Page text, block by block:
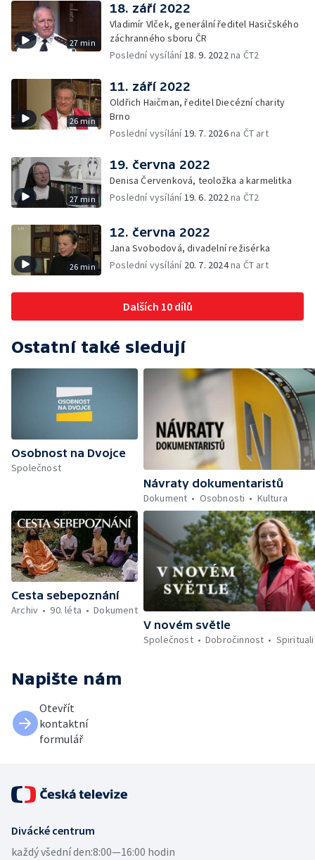
27 min
18. září 2022
Vladimír Vlček, generální ředitel Hasičského
záchranného sboru ČR
Poslední vysílání18. 9. 2022na ČT2
26 min
11. září 2022
Oldřich Haičman, ředitel Diecézní charity
Brno
Poslední vysílání19. 7. 2026na ČT art
27 min
19. června 2022
Denisa Červenková, teoložka a karmelitka
Poslední vysílání19. 6. 2022na ČT2
26 min
12. června 2022
Jana Svobodová, divadelní režisérka
Poslední vysílání 20. 7. 2024na ČT art
Dalších 10 dílů
Ostatní také sledují
Osobnost na Dvojce
Společnost
Návraty dokumentaristů
Dokument
Osobnosti Kultura
Cesta sebepoznání
Archiv
90. léta
Dokument
V novém světle
Společnost
Dobročinnost
Napište nám
Otevřít
kontaktní
formulář
Divácké centrum
každý všední den:8:00—16:00 hodin